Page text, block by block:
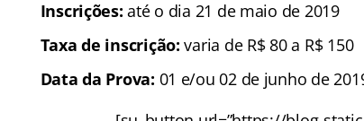
Inscrições:até o dia 21 de maio de 2019
Taxa de inscrição:varia de R$ 80 a R$ 150
Data da Prova: 01 e/ou 02 de junho de